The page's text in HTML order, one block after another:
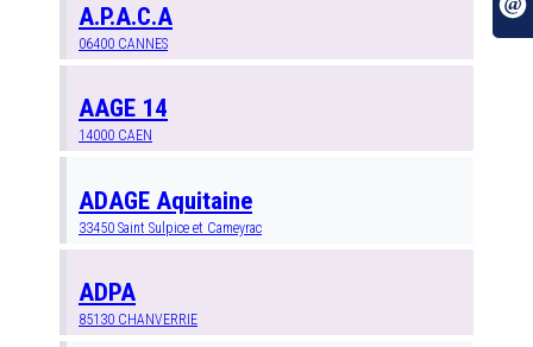
A.P.A.C.A
06400 CANNES
AAGE 14
14000 CAEN
ADAGE Aquitaine
33450 Saint Sulpice et Cameyrac
ADPA
85130 CHANVERRIE